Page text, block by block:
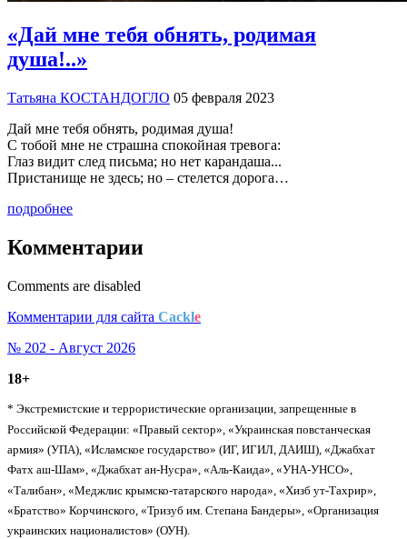
«Дай мне тебя обнять, родимая
душа!..»
Татьяна КОСТАНДОГЛО 05 февраля 2023
Дай мне тебя обнять, родимая душа!
С тобой мне не страшна спокойная тревога:
Глаз видит след письма; но нет карандаша...
Пристанище не здесь; но – стелется дорога…
подробнее
Комментарии
Comments are disabled
Комментарии для сайта Cackle
№ 202 - Август 2026
18+
* Экстремистские и террористические организации, запрещенные в
Российской Федерации: «Правый сектор», «Украинская повстанческая
армия» (УПА), «Исламское государство» (ИГ, ИГИЛ, ДАИШ), «Джабхат
Фатх аш-Шам», «Джабхат ан-Нусра», «Аль-Каида», «УНА-УНСО»,
«Талибан», «Меджлис крымско-татарского народа», «Хизб ут-Тахрир»,
«Братство» Корчинского, «Тризуб им. Степана Бандеры», «Организация
украинских националистов» (ОУН).